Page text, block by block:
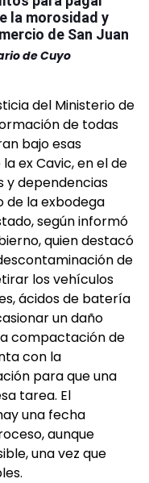
la morosidad y
de San Juan
de Cuyo
del Ministerio de
de todas
bajo esas
ex Cavic, en el de
y dependencias
de la exbodega
según informó
quien destacó
de
los vehículos
ácidos de batería
un daño
compactación de
con la
para que una
tarea. El
una fecha
aunque
una vez que